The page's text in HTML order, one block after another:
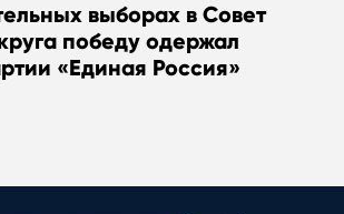
выборах в Совет
победу одержал
«Единая Россия»